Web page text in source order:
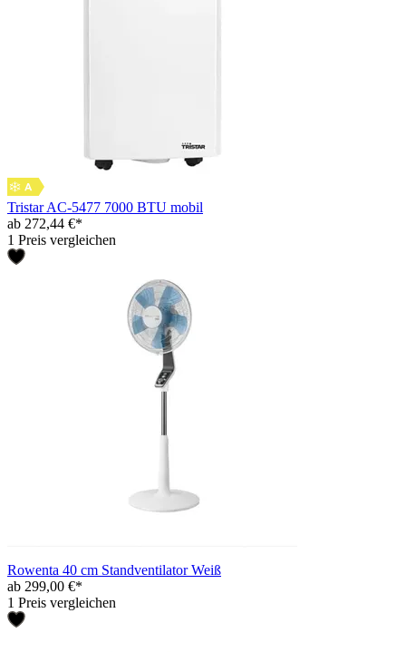
Tristar AC-5477 7000 BTU mobil
ab 272,44 €*
1 Preis vergleichen
Rowenta 40 cm Standventilator Weiß
ab 299,00 €*
1 Preis vergleichen